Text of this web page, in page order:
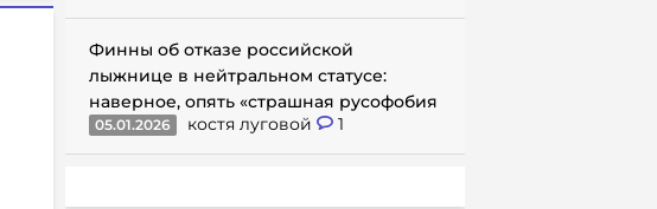
Финны об отказе российской
лыжнице в нейтральном статусе:
наверное, опять «страшная русофобия
05.01.2026 костя луговой 1